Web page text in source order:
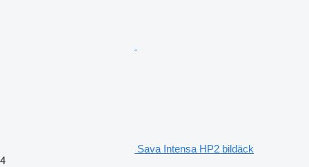
Sava Intensa HP2 bildäck
4